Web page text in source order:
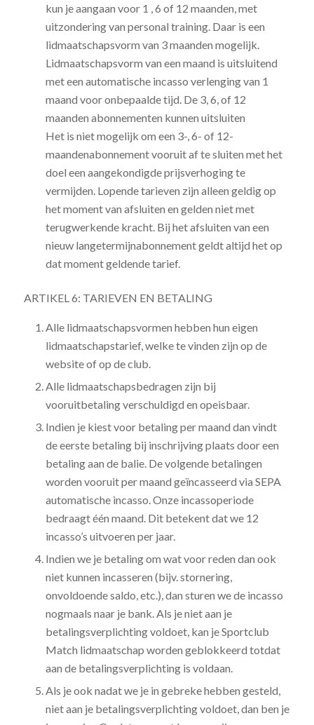
kun je aangaan voor 1 , 6 of 12 maanden, met
uitzondering van personal training. Daar is een
lidmaatschapsvorm van 3 maanden mogelijk.
Lidmaatschapsvorm van een maand is uitsluitend
met een automatische incasso verlenging van 1
maand voor onbepaalde tijd. De 3, 6, of 12
maanden abonnementen kunnen uitsluiten
Het is niet mogelijk om een 3-, 6- of 12-
maandenabonnement vooruit af te sluiten met het
doel een aangekondigde prijsverhoging te
vermijden. Lopende tarieven zijn alleen geldig op
het moment van afsluiten en gelden niet met
terugwerkende kracht. Bij het afsluiten van een
nieuw langetermijnabonnement geldt altijd het op
dat moment geldende tarief.
ARTIKEL 6: TARIEVEN EN BETALING
Alle lidmaatschapsvormen hebben hun eigen
lidmaatschapstarief, welke te vinden zijn op de
website of op de club.
Alle lidmaatschapsbedragen zijn bij
vooruitbetaling verschuldigd en opeisbaar.
Indien je kiest voor betaling per maand dan vindt
de eerste betaling bij inschrijving plaats door een
betaling aan de balie. De volgende betalingen
worden vooruit per maand geïncasseerd via SEPA
automatische incasso. Onze incassoperiode
bedraagt één maand. Dit betekent dat we 12
incasso’s uitvoeren per jaar.
Indien we je betaling om wat voor reden dan ook
niet kunnen incasseren (bijv. stornering,
onvoldoende saldo, etc.), dan sturen we de incasso
nogmaals naar je bank. Als je niet aan je
betalingsverplichting voldoet, kan je Sportclub
Match lidmaatschap worden geblokkeerd totdat
aan de betalingsverplichting is voldaan.
Als je ook nadat we je in gebreke hebben gesteld,
niet aan je betalingsverplichting voldoet, dan ben je